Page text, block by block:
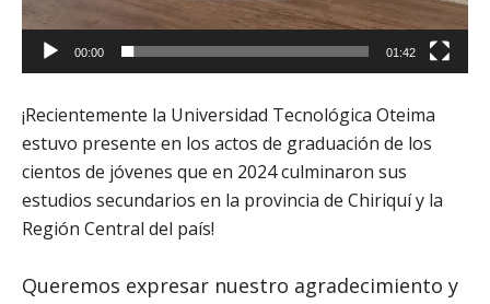
00:00 01:42
¡Recientemente la Universidad Tecnológica Oteima
estuvo presente en los actos de graduación de los
cientos de jóvenes que en 2024 culminaron sus
estudios secundarios en la provincia de Chiriquí y la
Región Central del país!
Queremos expresar nuestro agradecimiento y